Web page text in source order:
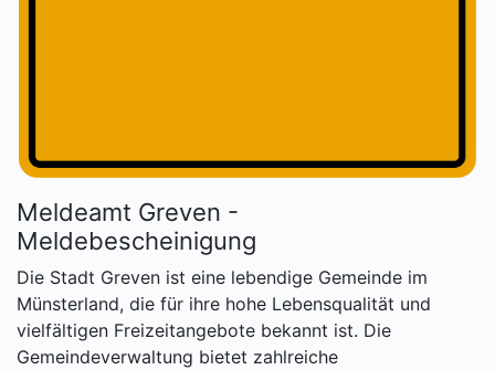
Meldeamt Greven -
Meldebescheinigung
Die Stadt Greven ist eine lebendige Gemeinde im
Münsterland, die für ihre hohe Lebensqualität und
vielfältigen Freizeitangebote bekannt ist. Die
Gemeindeverwaltung bietet zahlreiche